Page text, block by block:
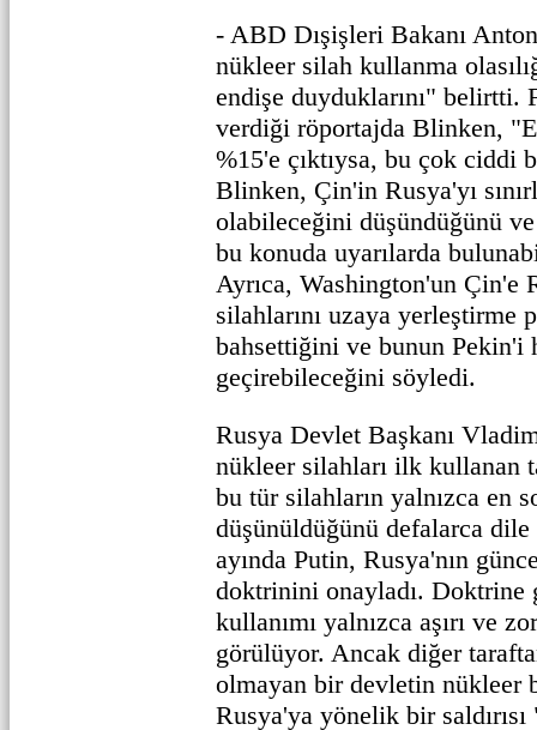
- ABD Dışişleri Bakanı
nükleer silah kullanma
endişe duyduklarını" belirtti.
verdiği röportajda Blinken,
%15'e çıktıysa, bu çok ciddi
Blinken, Çin'in Rusya'yı
olabileceğini düşündüğünü
bu konuda uyarılarda
Ayrıca, Washington'un Çin'e
silahlarını uzaya yerleştirme
bahsettiğini ve bunun Pekin'i
geçirebileceğini söyledi.
Rusya Devlet Başkanı
nükleer silahları ilk kullanan
bu tür silahların yalnızca en
düşünüldüğünü defalarca
ayında Putin, Rusya'nın
doktrinini onayladı. Doktrine
kullanımı yalnızca aşırı ve
görülüyor. Ancak diğer
olmayan bir devletin nükleer
Rusya'ya yönelik bir